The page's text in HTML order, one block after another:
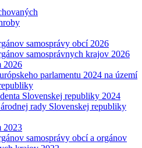
samosprávy obcí 2026
samosprávnych krajov 2026
2026
parlamentu 2024 na území
Slovenskej republiky 2024
rady Slovenskej republiky
2023
samosprávy obcí a orgánov